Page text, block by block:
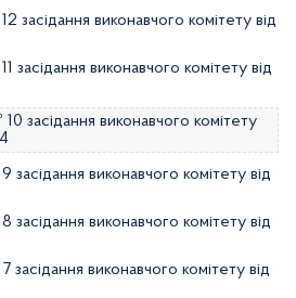
засідання виконавчого комітету від
засідання виконавчого комітету від
засідання виконавчого комітету
засідання виконавчого комітету від
засідання виконавчого комітету від
засідання виконавчого комітету від